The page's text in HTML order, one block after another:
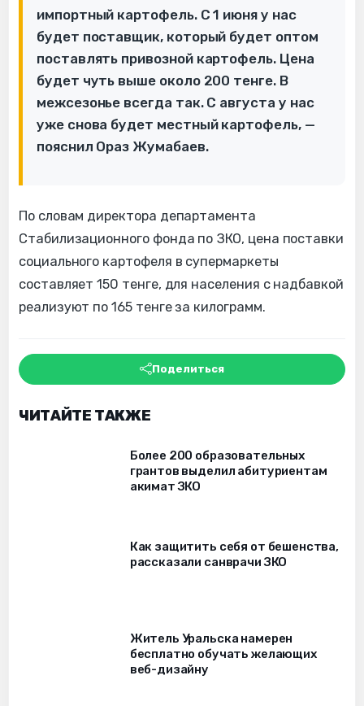
импортный картофель. С 1 июня у нас
будет поставщик, который будет оптом
поставлять привозной картофель. Цена
будет чуть выше около 200 тенге. В
межсезонье всегда так. С августа у нас
уже снова будет местный картофель, —
пояснил Ораз Жумабаев.
По словам директора департамента
Стабилизационного фонда по ЗКО, цена поставки
социального картофеля в супермаркеты
составляет 150 тенге, для населения с надбавкой
реализуют по 165 тенге за килограмм.
Поделиться
ЧИТАЙТЕ ТАКЖЕ
Более 200 образовательных
грантов выделил абитуриентам
акимат ЗКО
Как защитить себя от бешенства,
рассказали санврачи ЗКО
Житель Уральска намерен
бесплатно обучать желающих
веб-дизайну